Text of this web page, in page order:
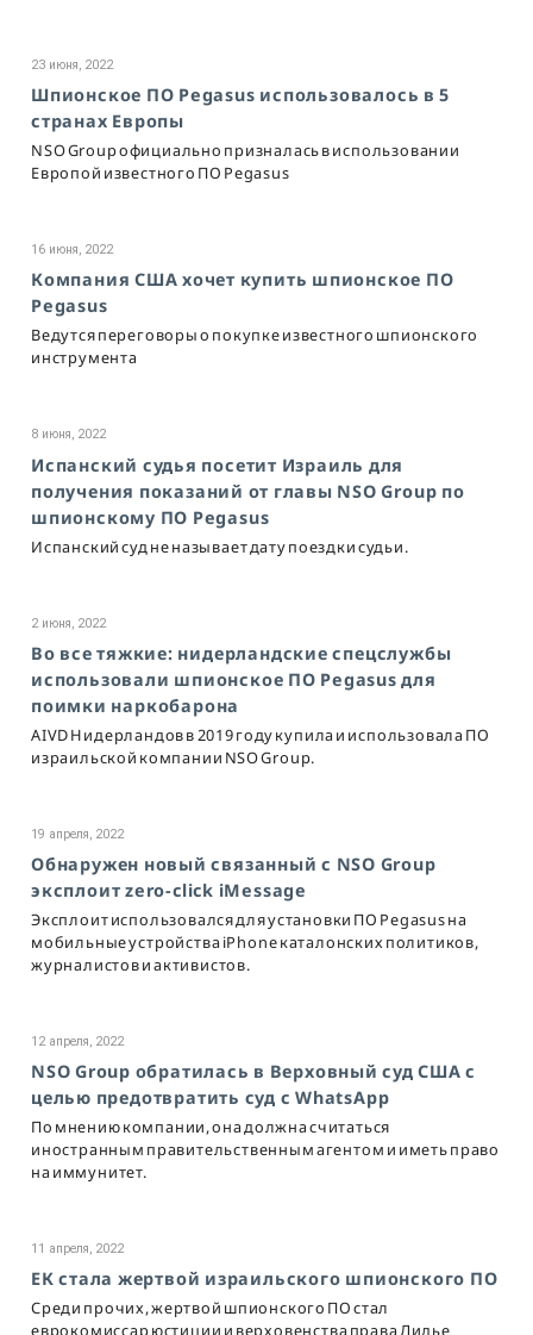
23 июня, 2022
Шпионское ПО Pegasus использовалось в 5
странах Европы
NSO Group официально призналась в использовании
Европой известного ПО Pegasus
16 июня, 2022
Компания США хочет купить шпионское ПО
Pegasus
Ведутся переговоры о покупке известного шпионского
инструмента
8 июня, 2022
Испанский судья посетит Израиль для
получения показаний от главы NSO Group по
шпионскому ПО Pegasus
Испанский суд не называет дату поездки судьи.
2 июня, 2022
Во все тяжкие: нидерландские спецслужбы
использовали шпионское ПО Pegasus для
поимки наркобарона
AIVD Нидерландов в 2019 году купила и использовала ПО
израильской компании NSO Group.
19 апреля, 2022
Обнаружен новый связанный с NSO Group
эксплоит zero-click iMessage
Эксплоит использовался для установки ПО Pegasus на
мобильные устройства iPhone каталонских политиков,
журналистов и активистов.
12 апреля, 2022
NSO Group обратилась в Верховный суд США с
целью предотвратить суд с WhatsApp
По мнению компании, она должна считаться
иностранным правительственным агентом и иметь право
на иммунитет.
11 апреля, 2022
ЕК стала жертвой израильского шпионского ПО
Среди прочих, жертвой шпионского ПО стал
еврокомиссар юстиции и верховенства права Дидье